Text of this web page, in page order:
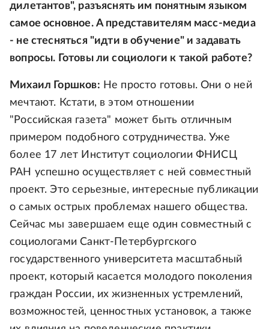
дилетантов", разъяснять им понятным языком
самое основное. А представителям масс-медиа
- не стесняться "идти в обучение" и задавать
вопросы. Готовы ли социологи к такой работе?
Михаил Горшков: Не просто готовы. Они о ней
мечтают. Кстати, в этом отношении
"Российская газета" может быть отличным
примером подобного сотрудничества. Уже
более 17 лет Институт социологии ФНИСЦ
РАН успешно осуществляет с ней совместный
проект. Это серьезные, интересные публикации
о самых острых проблемах нашего общества.
Сейчас мы завершаем еще один совместный с
социологами Санкт-Петербургского
государственного университета масштабный
проект, который касается молодого поколения
граждан России, их жизненных устремлений,
возможностей, ценностных установок, а также